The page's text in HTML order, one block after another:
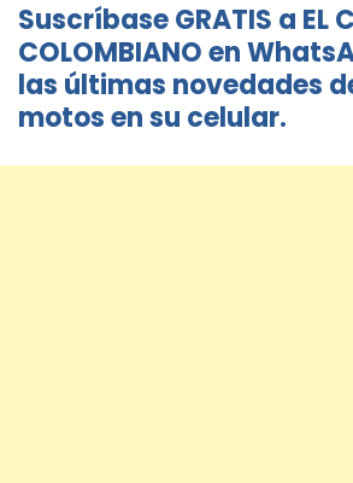
Suscríbase GRATIS a EL
COLOMBIANO en
las últimas novedades
motos en su celular.